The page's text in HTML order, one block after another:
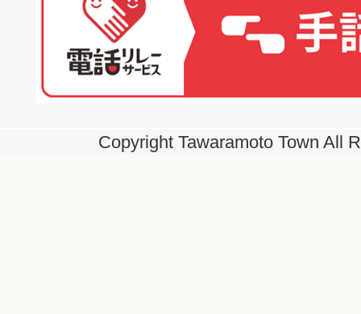
Copyright Tawaramoto Town All